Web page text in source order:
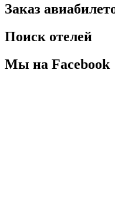
Заказ
Поиск отелей
Мы на Facebook